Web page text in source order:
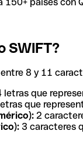
SWIFT?
8 y 11
letras que
que
2
3 caracteres